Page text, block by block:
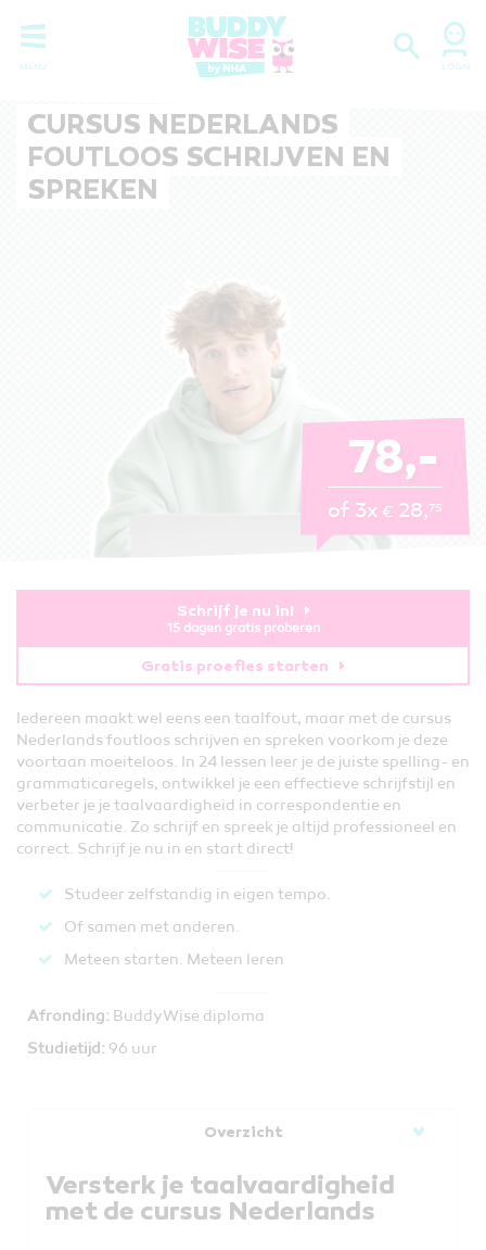
CURSUS NEDERLANDS
FOUTLOOS SCHRIJVEN EN
SPREKEN
78,-
of 3x € 28,75
Iedereen maakt wel eens een taalfout, maar met de cursus
Nederlands foutloos schrijven en spreken voorkom je deze
voortaan moeiteloos. In 24 lessen leer je de juiste spelling- en
grammaticaregels, ontwikkel je een effectieve schrijfstijl en
verbeter je je taalvaardigheid in correspondentie en
communicatie. Zo schrijf en spreek je altijd professioneel en
correct. Schrijf je nu in en start direct!
Schrijf je nu in!
15 dagen gratis proberen
Gratis proefles starten
Studeer zelfstandig in eigen tempo.
Of samen met anderen.
Meteen starten. Meteen leren​
Afronding: BuddyWise diploma
Studietijd: 96 uur
Overzicht
Versterk je taalvaardigheid
met de cursus Nederlands